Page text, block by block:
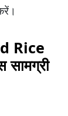
Rice
सामग्री